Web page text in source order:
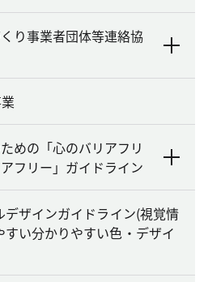
り事業者団体等連絡協
めの「心のバリアフリ
フリー」ガイドライン
デザインガイドライン(視覚情
い分かりやすい色・デザイ